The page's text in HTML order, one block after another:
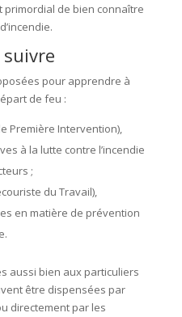
primordial de bien connaître
pour apprendre à
de feu :
Première Intervention),
à la lutte contre l’incendie
;
du Travail),
en matière de prévention
aussi bien aux particuliers
être dispensées par
directement par les